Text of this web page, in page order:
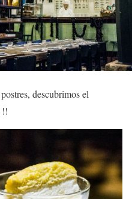
descubrimos el
!!